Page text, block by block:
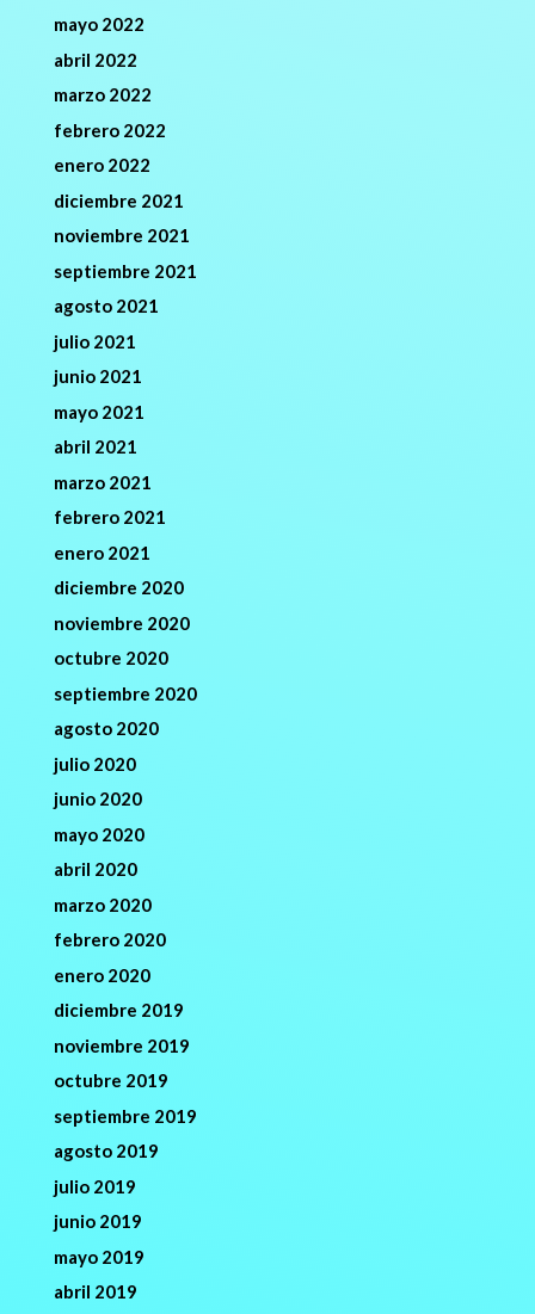
mayo 2022
abril 2022
marzo 2022
febrero 2022
enero 2022
diciembre 2021
noviembre 2021
septiembre 2021
agosto 2021
julio 2021
junio 2021
mayo 2021
abril 2021
marzo 2021
febrero 2021
enero 2021
diciembre 2020
noviembre 2020
octubre 2020
septiembre 2020
agosto 2020
julio 2020
junio 2020
mayo 2020
abril 2020
marzo 2020
febrero 2020
enero 2020
diciembre 2019
noviembre 2019
octubre 2019
septiembre 2019
agosto 2019
julio 2019
junio 2019
mayo 2019
abril 2019